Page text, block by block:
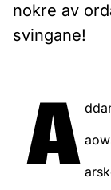
nokre av
svingane!
A